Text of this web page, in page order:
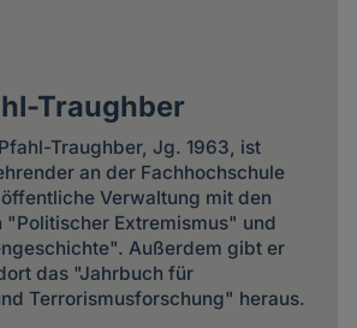
Traughber
Traughber, Jg. 1963, ist
an der Fachhochschule
Verwaltung mit den
"Politischer Extremismus" und
Außerdem gibt er
das "Jahrbuch für
Terrorismusforschung" heraus.